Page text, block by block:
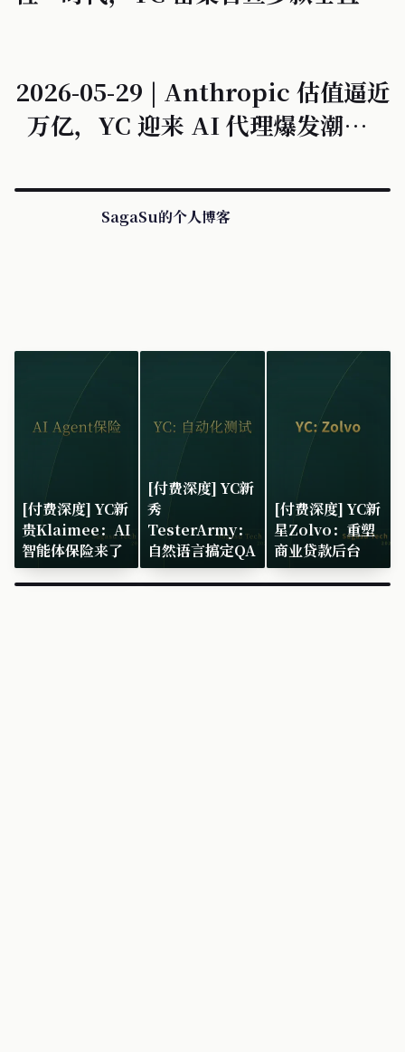
2026-05-29 | Anthropic 估值逼近
万亿，YC 迎来 AI 代理爆发潮，编
SagaSu的个人博客
[付费深度] YC新
贵Klaimee：AI
智能体保险来了
[付费深度] YC新
秀
TesterArmy：
自然语言搞定QA
[付费深度] YC新
星Zolvo：重塑
商业贷款后台